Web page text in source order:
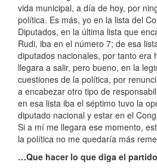
vida municipal, a día de hoy, por
política. Es más, yo en la lista del
Diputados, en la última lista que
Rudi, iba en el número 7; de esa
diputados nacionales, por tanto era
llegara a salir, pero bueno, en la
cuestiones de la política, por
a encabezar otro tipo de
en esa lista iba el séptimo tuvo la
diputado nacional y estar en el
Si a mí me llegara ese momento,
la política no me quedaría más
…Que hacer lo que diga el